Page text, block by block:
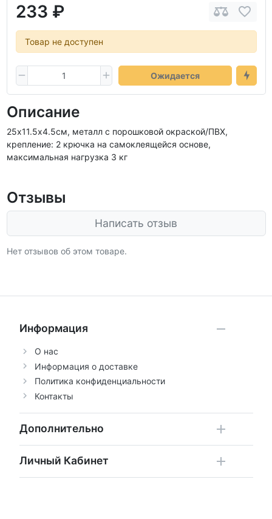
233 ₽
Товар не доступен
Ожидается
Описание
25х11.5х4.5см, металл с порошковой окраской/ПВХ,
крепление: 2 крючка на самоклеящейся основе,
максимальная нагрузка 3 кг
Отзывы
Написать отзыв
Нет отзывов об этом товаре.
Информация
О нас
Информация о доставке
Политика конфиденциальности
Контакты
Дополнительно
Личный Кабинет